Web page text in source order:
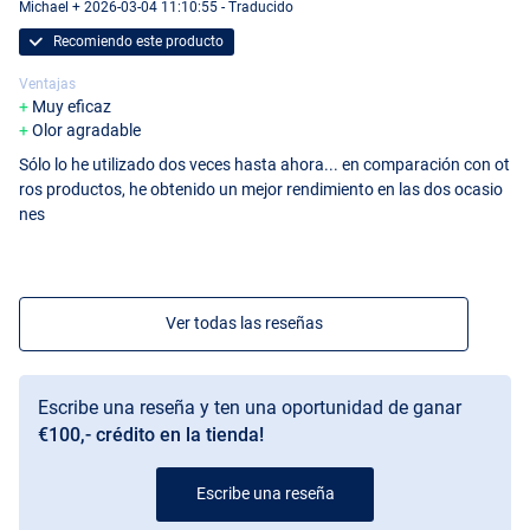
Michael + 2026-03-04 11:10:55 - Traducido
Recomiendo este producto
Ventajas
Muy eficaz
Olor agradable
Sólo lo he utilizado dos veces hasta ahora... en comparación con ot
ros productos, he obtenido un mejor rendimiento en las dos ocasio
nes
Ver todas las reseñas
Escribe una reseña y ten una oportunidad de ganar
€100,- crédito en la tienda!
Escribe una reseña